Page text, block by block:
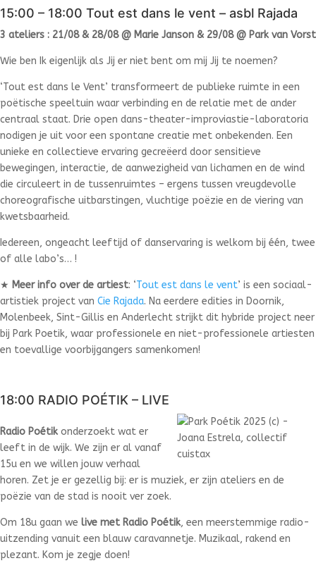
15:00 – 18:00 Tout est dans le vent – asbl Rajada
3 ateliers : 21/08 & 28/08 @ Marie Janson & 29/08 @ Park van Vorst
Wie ben Ik eigenlijk als Jij er niet bent om mij Jij te noemen?
‘Tout est dans le Vent’ transformeert de publieke ruimte in een
poëtische speeltuin waar verbinding en de relatie met de ander
centraal staat. Drie open dans-theater-improviastie-laboratoria
nodigen je uit voor een spontane creatie met onbekenden. Een
unieke en collectieve ervaring gecreëerd door sensitieve
bewegingen, interactie, de aanwezigheid van lichamen en de wind
die circuleert in de tussenruimtes – ergens tussen vreugdevolle
choreografische uitbarstingen, vluchtige poëzie en de viering van
kwetsbaarheid.
Iedereen, ongeacht leeftijd of danservaring is welkom bij één, twee
of alle labo’s… !
★ Meer info over de artiest: ‘Tout est dans le vent’ is een sociaal-
artistiek project van Cie Rajada. Na eerdere edities in Doornik,
Molenbeek, Sint-Gillis en Anderlecht strijkt dit hybride project neer
bij Park Poetik, waar professionele en niet-professionele artiesten
en toevallige voorbijgangers samenkomen!
18:00 RADIO POÉTIK – LIVE
Radio Poétik onderzoekt wat er
leeft in de wijk. We zijn er al vanaf
15u en we willen jouw verhaal
horen. Zet je er gezellig bij: er is muziek, er zijn ateliers en de
poëzie van de stad is nooit ver zoek.
Om 18u gaan we live met Radio Poétik, een meerstemmige radio-
uitzending vanuit een blauw caravannetje. Muzikaal, rakend en
plezant. Kom je zegje doen!